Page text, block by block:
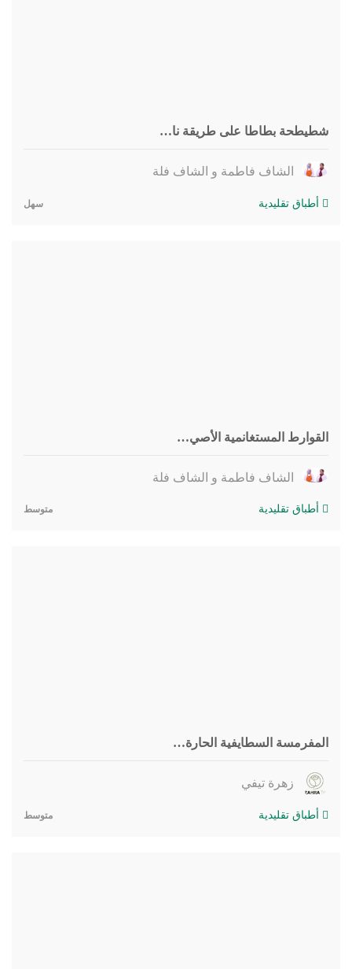
شطيطحة بطاطا على طريقة نا…
الشاف فاطمة و الشاف فلة
أطباق تقليدية سهل
القوارط المستغانمية الأصي…
الشاف فاطمة و الشاف فلة
أطباق تقليدية متوسط
المفرمسة السطايفية الحارة…
زهرة تيفي
أطباق تقليدية متوسط